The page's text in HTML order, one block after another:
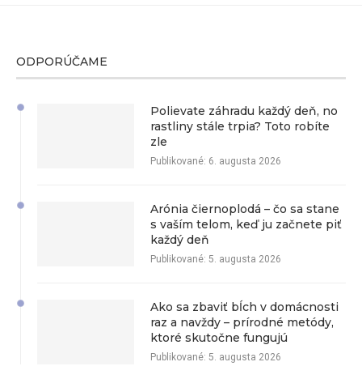
ODPORÚČAME
Polievate záhradu každý deň, no
rastliny stále trpia? Toto robíte
zle
Publikované: 6. augusta 2026
Arónia čiernoplodá – čo sa stane
s vaším telom, keď ju začnete piť
každý deň
Publikované: 5. augusta 2026
Ako sa zbaviť bĺch v domácnosti
raz a navždy – prírodné metódy,
ktoré skutočne fungujú
Publikované: 5. augusta 2026